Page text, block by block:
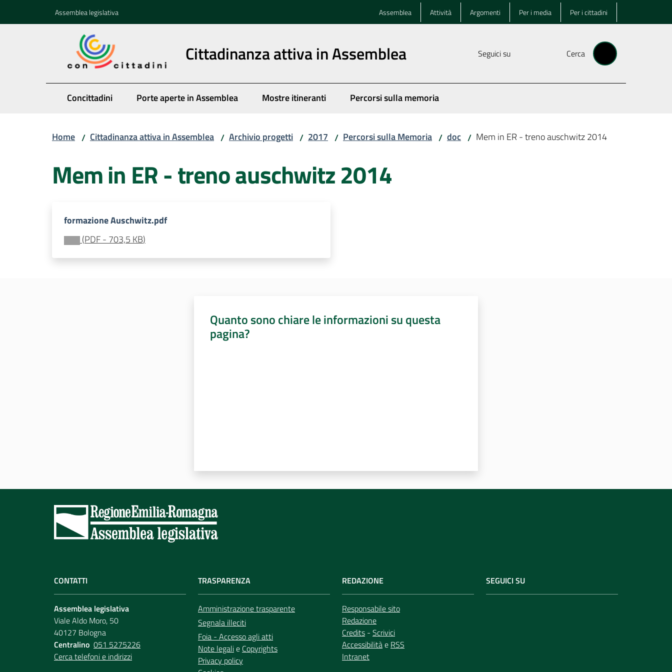
Assemblea legislativa Assemblea Attività Argomenti Per i media Per i cittadini
Cittadinanza attiva in Assemblea Seguici su Cerca
Concittadini Porte aperte in Assemblea Mostre itineranti Percorsi sulla memoria
Home / Cittadinanza attiva in Assemblea / Archivio progetti / 2017 / Percorsi sulla Memoria / doc / Mem in ER - treno auschwitz 2014
Mem in ER - treno auschwitz 2014
formazione Auschwitz.pdf
(PDF- 703,5 KB)
Quanto sono chiare le informazioni su questa
pagina?
CONTATTI
Assemblea legislativa
Viale Aldo Moro, 50
40127 Bologna
Centralino 051 5275226
Cerca telefoni e indirizzi
TRASPARENZA
Amministrazione trasparente
Segnala illeciti
Foia - Accesso agli atti
Note legalie Copyrights
Privacy policy
REDAZIONE
Responsabile sito
Redazione
Credits - Scrivici
Accessibilitàe RSS
Intranet
SEGUICI SU